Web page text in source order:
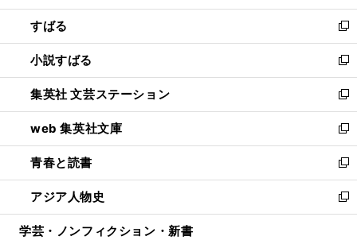
開
く
ウ
で
開
く
ン
ド
ウ
で
開
く
すばる
新
し
い
ウ
ィ
ン
ド
ウ
で
開
く
小説すばる
新
し
い
ウ
ィ
ン
ド
ウ
で
開
集英社 文芸ステーション
新
し
い
ウ
ィ
ン
ド
ウ
web 集英社文庫
新
し
い
ウ
ィ
ン
青春と読書
新
し
い
ウ
アジア人物史
新
し
学芸・ノンフィクション・新書